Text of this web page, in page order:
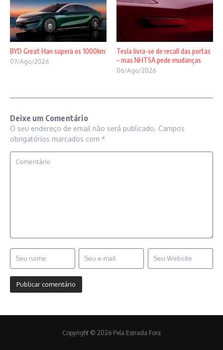
BYD Great Han supera os 1000km
07/Ago/2026
Tesla livra-se de recall das portas
– mas NHTSA pede mudanças
06/Ago/2026
Deixe um Comentário
O seu endereço de email não será publicado. Campos
obrigatórios marcados com *
Copyright © 2026 Pela Estrada Fora